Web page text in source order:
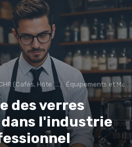
Hôtels, Restaurants) Équipements et
des verres
dans l'industrie
nos meilleures sélections de
les bons plans repérés par
qui changent vraiment
de votre tasse.
Guides d'achat
Avant-première